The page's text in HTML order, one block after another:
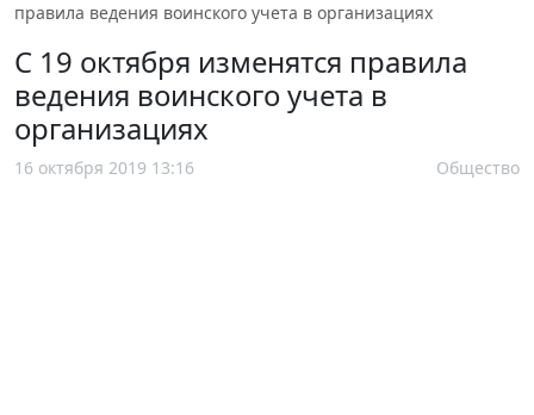
правила ведения воинского учета в организациях
С 19 октября изменятся правила
ведения воинского учета в
организациях
16 октября 2019 13:16 Общество